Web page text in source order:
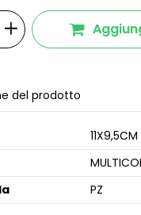
del prodotto
11X9,5CM
PZ